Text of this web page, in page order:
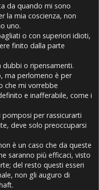
da quando mi sono
la mia coscienza, non
uno.
o con superiori idioti,
finito dalla parte
dubbi o ripensamenti.
ma perlomeno è per
che mi vorrebbe
e inafferabile, come i
per rassicurarti
deve solo preoccuparsi
è un caso che da queste
saranno più efficaci, visto
del resto questi esseri
non gli auguro di